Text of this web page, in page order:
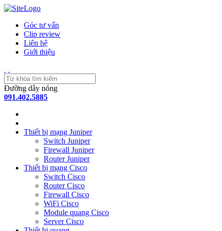
Góc tư vấn
Clip review
Liên hệ
Giới thiệu
Đường dây nóng
091.402.5885
Thiết bị mạng Juniper
Switch Juniper
Firewall Juniper
Router Juniper
Thiết bị mạng Cisco
Switch Cisco
Router Cisco
Firewall Cisco
WiFi Cisco
Module quang Cisco
Server Cisco